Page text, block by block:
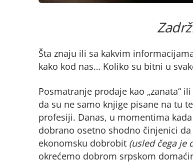
Šta znaju ili sa kakvim
kako kod nas… Koliko su bitni u
Posmatranje prodaje kao „zanata“
da su ne samo knjige pisane na tu
profesiji. Danas, u momentima
dobrano osetno shodno činjenici
ekonomsku dobrobit(usled čega je
okrećemo dobrom srpskom